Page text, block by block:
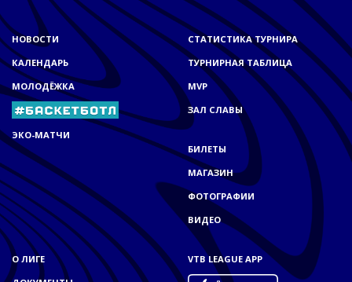
НОВОСТИ
КАЛЕНДАРЬ
МОЛОДЁЖКА
ЭКО-МАТЧИ
СТАТИСТИКА ТУРНИРА
ТУРНИРНАЯ ТАБЛИЦА
MVP
ЗАЛ СЛАВЫ
БИЛЕТЫ
МАГАЗИН
ФОТОГРАФИИ
ВИДЕО
О ЛИГЕ
VTB LEAGUE APP